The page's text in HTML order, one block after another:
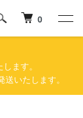
0
ます。
いたします。